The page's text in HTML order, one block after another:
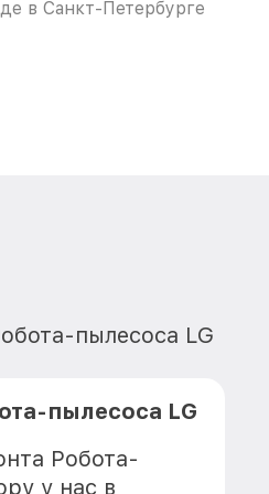
в Санкт-Петербурге
пылесоса LG
пылесоса LG
Робота-
у нас в